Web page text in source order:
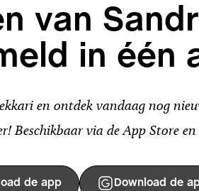
van
in één
en ontdek vandaag nog
Beschikbaar via de App Store
de app Download de